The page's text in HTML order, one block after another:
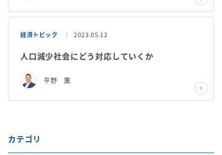
経済トピック 2023.05.12
人口減少社会にどう対応していくか
平野 薫
カテゴリ